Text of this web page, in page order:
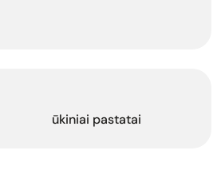
ūkiniai pastatai